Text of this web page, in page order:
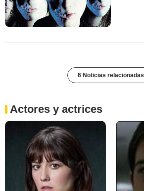
6 Noticias relacionadas
Actores y actrices